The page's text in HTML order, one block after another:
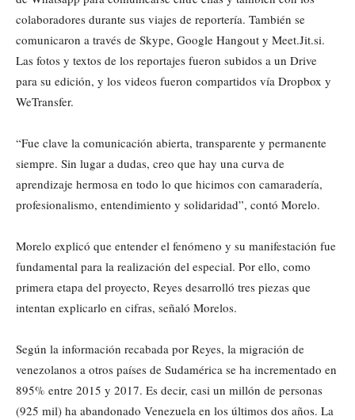
colaboradores durante sus viajes de reportería. También se
comunicaron a través de Skype, Google Hangout y Meet.Jit.si.
Las fotos y textos de los reportajes fueron subidos a un Drive
para su edición, y los videos fueron compartidos vía Dropbox y
WeTransfer.
“Fue clave la comunicación abierta, transparente y permanente
siempre. Sin lugar a dudas, creo que hay una curva de
aprendizaje hermosa en todo lo que hicimos con camaradería,
profesionalismo, entendimiento y solidaridad”, contó Morelo.
Morelo explicó que entender el fenómeno y su manifestación fue
fundamental para la realización del especial. Por ello, como
primera etapa del proyecto, Reyes desarrolló tres piezas que
intentan explicarlo en cifras, señaló Morelos.
Según la información recabada por Reyes, la migración de
venezolanos a otros países de Sudamérica se ha incrementado en
895% entre 2015 y 2017. Es decir, casi un millón de personas
(925 mil) ha abandonado Venezuela en los últimos dos años. La